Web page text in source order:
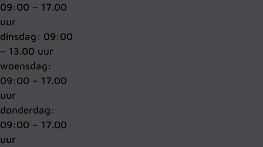
09:00 – 17.00
uur
dinsdag: 09:00
– 13.00 uur
woensdag:
09:00 – 17.00
uur
donderdag:
09:00 – 17.00
uur